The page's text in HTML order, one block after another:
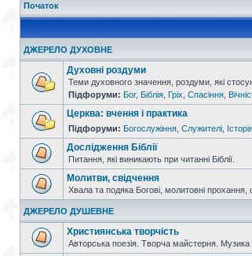
Початок
ДЖЕРЕЛО ДУХОВНЕ
Духовні роздуми
Теми духовного значення, роздуми, які
Підфоруми: Бог, Біблія Гріх Спасіння
Церква: вчення і практика
Підфоруми: Богослужіння Служителі
Дослідження Біблії
Питання, які виникають при читанні Біблії.
Молитви, свідчення
Хвала та подяка Богові, молитовні прохання,
ДЖЕРЕЛО ДУШЕВНЕ
Християнська творчість
Авторська поезія. Творча майстерня. Музика